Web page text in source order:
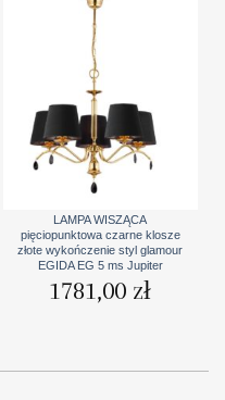
LAMPA WISZĄCA
pięciopunktowa czarne klosze
złote wykończenie styl glamour
EGIDA EG 5 ms Jupiter
1781,00 zł